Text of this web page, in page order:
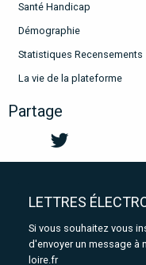
Santé Handicap
Démographie
Statistiques Recensements
La vie de la plateforme
Partage
LETTRES
Si vous souhaitez vous
d'envoyer un message à
loire.fr